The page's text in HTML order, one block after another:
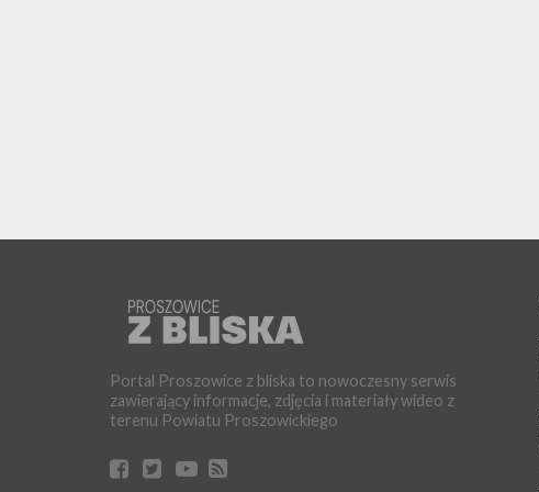
Portal Proszowice z bliska to nowoczesny serwis
zawierający informacje, zdjęcia i materiały wideo z
terenu Powiatu Proszowickiego